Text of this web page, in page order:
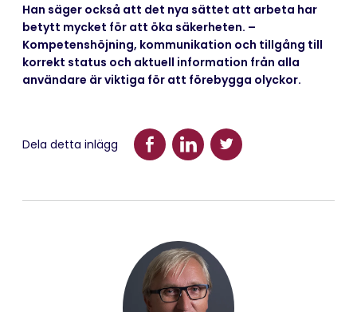
Han säger också att det nya sättet att arbeta har
betytt mycket för att öka säkerheten. –
Kompetenshöjning, kommunikation och tillgång till
korrekt status och aktuell information från alla
användare är viktiga för att förebygga olyckor.
Dela detta inlägg